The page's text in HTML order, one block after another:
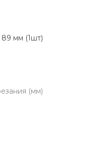
89 мм (1шт)
(мм)